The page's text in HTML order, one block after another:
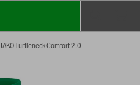
JAKO Turtleneck Comfort 2.0